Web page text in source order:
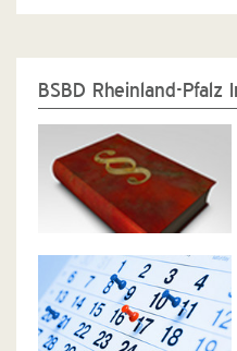
BSBD Rheinland-Pfalz